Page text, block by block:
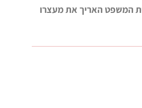
המשפט האריך את מעצרו